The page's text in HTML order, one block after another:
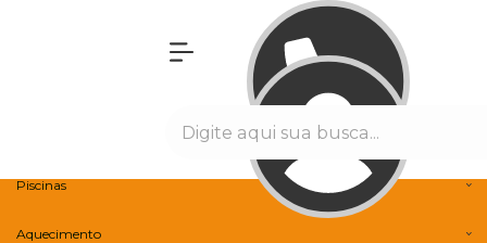
Piscinas
Aquecimento